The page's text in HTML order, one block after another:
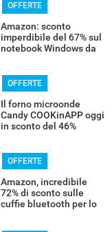
OFFERTE
Amazon: sconto
imperdibile del 67% sul
notebook Windows da
OFFERTE
Il forno microonde
Candy COOKinAPP oggi
in sconto del 46%
OFFERTE
Amazon, incredibile
72% di sconto sulle
cuffie bluetooth per lo